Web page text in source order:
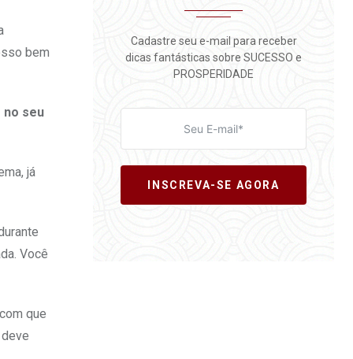
bem
no seu
já
Você
que
Cadastre seu e-mail para receber
dicas fantásticas sobre SUCESSO e
PROSPERIDADE
INSCREVA-SE AGORA